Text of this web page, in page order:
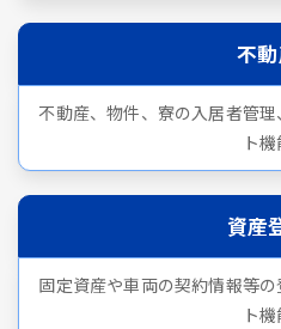
不
不動産、物件、寮の入居者管
ト
資産
固定資産や車両の契約情報等
ト